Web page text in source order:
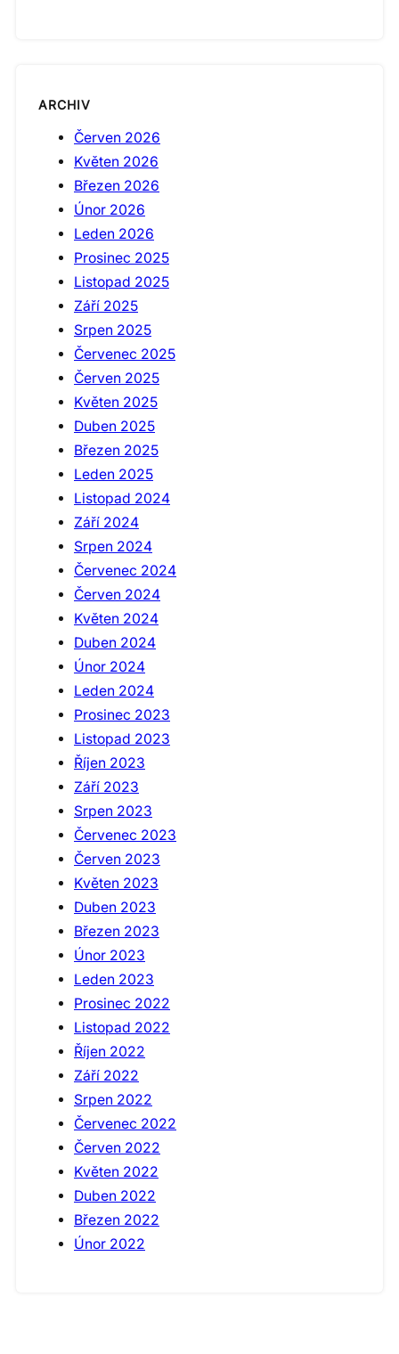
ARCHIV
Červen 2026
Květen 2026
Březen 2026
Únor 2026
Leden 2026
Prosinec 2025
Listopad 2025
Září 2025
Srpen 2025
Červenec 2025
Červen 2025
Květen 2025
Duben 2025
Březen 2025
Leden 2025
Listopad 2024
Září 2024
Srpen 2024
Červenec 2024
Červen 2024
Květen 2024
Duben 2024
Únor 2024
Leden 2024
Prosinec 2023
Listopad 2023
Říjen 2023
Září 2023
Srpen 2023
Červenec 2023
Červen 2023
Květen 2023
Duben 2023
Březen 2023
Únor 2023
Leden 2023
Prosinec 2022
Listopad 2022
Říjen 2022
Září 2022
Srpen 2022
Červenec 2022
Červen 2022
Květen 2022
Duben 2022
Březen 2022
Únor 2022